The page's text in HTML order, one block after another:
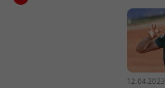
12.04.2023